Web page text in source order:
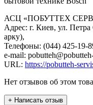
АСЦ «ПОБУТТЕХ
Адрес: г. Киев, ул. Петра
арку),
Телефоны: (044) 425-19-
e-mail:
URL: https://pobutteh-
Нет отзывов об этом
+ Написать отзыв